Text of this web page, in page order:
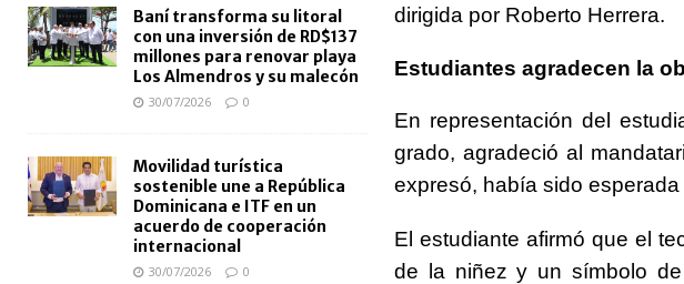
dirigida por Roberto Herrera.
Estudiantes agradecen la
En representación del
grado, agradeció al
expresó, había sido
El estudiante afirmó que el
de la niñez y un símbolo
Baní transforma su litoral
con una inversión de RD$137
millones para renovar playa
Los Almendros y su malecón
30/07/2026 0
Movilidad turística
sostenible une a República
Dominicana e ITF en un
acuerdo de cooperación
internacional
30/07/2026 0